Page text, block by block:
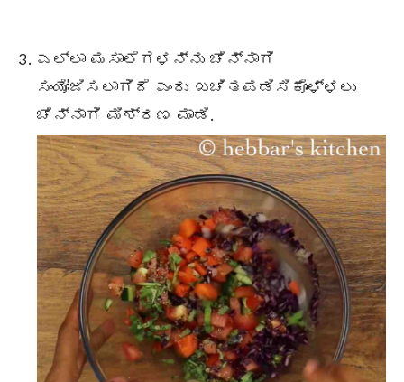
ಎಲ್ಲಾ ಮಸಾಲೆಗಳನ್ನು ಚೆನ್ನಾಗಿ
ಸಂಯೋಜಿಸಲಾಗಿದೆ ಎಂದು ಖಚಿತಪಡಿಸಿಕೊಳ್ಳಲು
ಚೆನ್ನಾಗಿ ಮಿಶ್ರಣ ಮಾಡಿ.